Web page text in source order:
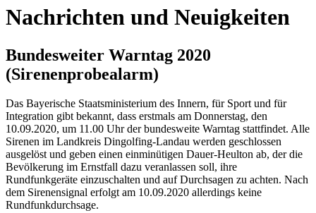
Nachrichten und Neuigkeiten
Bundesweiter Warntag 2020
(Sirenenprobealarm)
Das Bayerische Staatsministerium des Innern, für Sport und für
Integration gibt bekannt, dass erstmals am Donnerstag, den
10.09.2020, um 11.00 Uhr der bundesweite Warntag stattfindet. Alle
Sirenen im Landkreis Dingolfing-Landau werden geschlossen
ausgelöst und geben einen einminütigen Dauer-Heulton ab, der die
Bevölkerung im Ernstfall dazu veranlassen soll, ihre
Rundfunkgeräte einzuschalten und auf Durchsagen zu achten. Nach
dem Sirenensignal erfolgt am 10.09.2020 allerdings keine
Rundfunkdurchsage.